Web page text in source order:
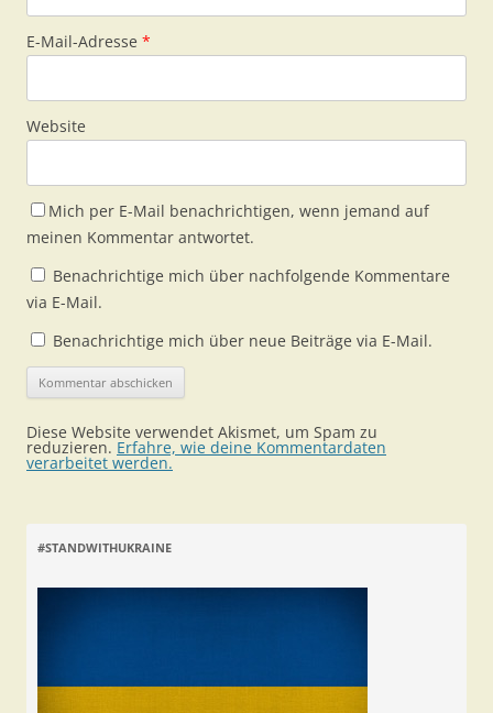
E-Mail-Adresse *
Website
Mich per E-Mail benachrichtigen, wenn jemand auf
meinen Kommentar antwortet.
Benachrichtige mich über nachfolgende Kommentare
via E-Mail.
Benachrichtige mich über neue Beiträge via E-Mail.
Diese Website verwendet Akismet, um Spam zu
reduzieren. Erfahre, wie deine Kommentardaten
verarbeitet werden.
#STANDWITHUKRAINE